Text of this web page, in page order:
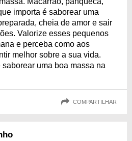
importa é saborear uma
cheia de amor e sair
Valorize esses pequenos
e perceba como aos
melhor sobre a sua vida.
uma boa massa na
COMPARTILHAR